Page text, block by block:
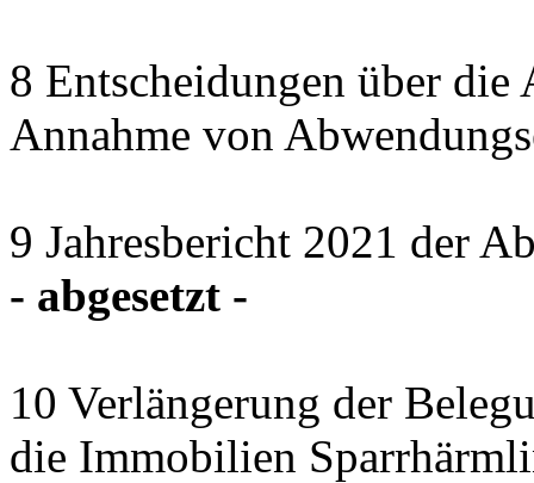
8 Entscheidungen über
Annahme von
9 Jahresbericht 2021 der
- abgesetzt -
10 Verlängerung der
die Immobilien